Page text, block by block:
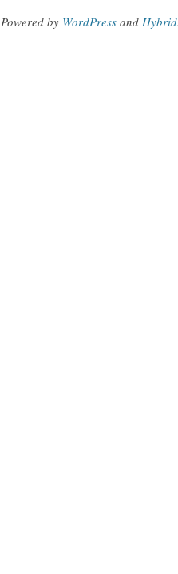
Powered by WordPress and Hybrid